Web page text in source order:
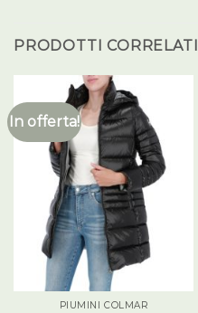
PRODOTTI CORRELATI
In offerta!
PIUMINI COLMAR